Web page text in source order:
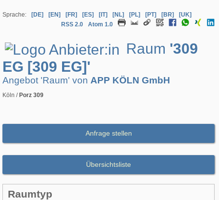
Sprache: [DE] [EN] [FR] [ES] [IT] [NL] [PL] [PT] [BR]
[UK]
RSS 2.0
Atom 1.0
Raum '309
EG [309 EG]'
Angebot 'Raum' von APP KÖLN GmbH
Köln / Porz 309
Anfrage stellen
Übersichtsliste
Raumtyp